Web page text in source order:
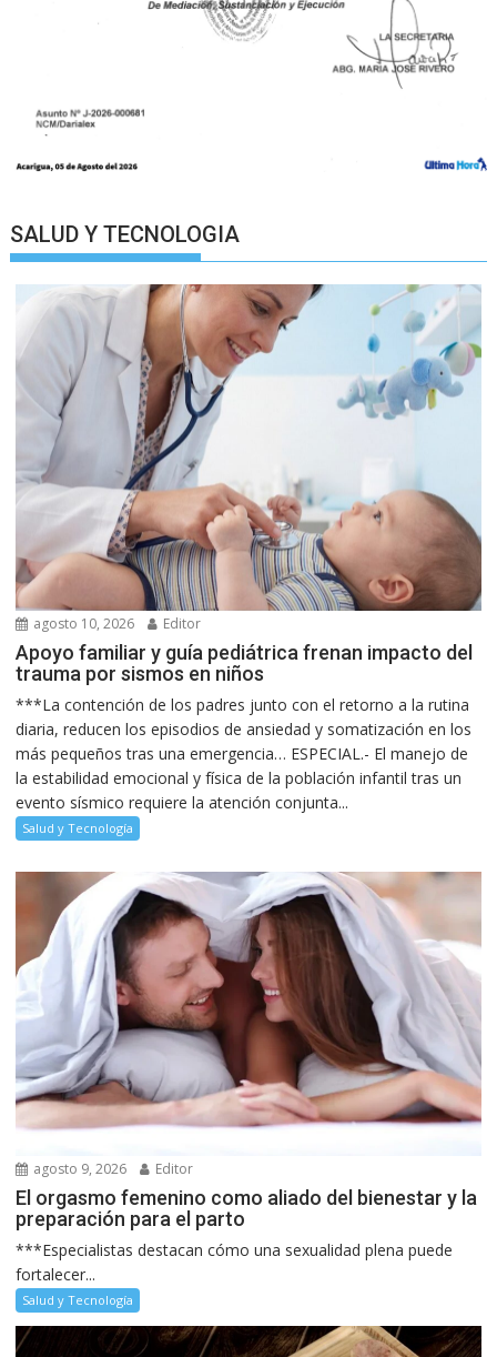
SALUD Y TECNOLOGIA
agosto 10, 2026 Editor
Apoyo familiar y guía pediátrica frenan impacto del
trauma por sismos en niños
***La contención de los padres junto con el retorno a la rutina
diaria, reducen los episodios de ansiedad y somatización en los
más pequeños tras una emergencia… ESPECIAL.- El manejo de
la estabilidad emocional y física de la población infantil tras un
evento sísmico requiere la atención conjunta...
Salud y Tecnología
agosto 9, 2026 Editor
El orgasmo femenino como aliado del bienestar y la
preparación para el parto
***Especialistas destacan cómo una sexualidad plena puede
fortalecer...
Salud y Tecnología